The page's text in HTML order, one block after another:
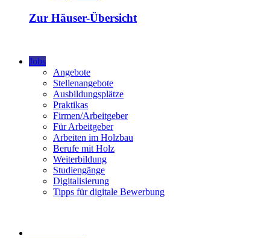
Zur Häuser-Übersicht
Jobs
Angebote
Stellenangebote
Ausbildungsplätze
Praktikas
Firmen/Arbeitgeber
Für Arbeitgeber
Arbeiten im Holzbau
Berufe mit Holz
Weiterbildung
Studiengänge
Digitalisierung
Tipps für digitale Bewerbung